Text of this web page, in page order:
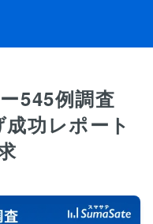
545例調査
功レポート